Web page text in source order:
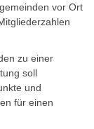
vor Ort
zu einer
soll
und
für einen